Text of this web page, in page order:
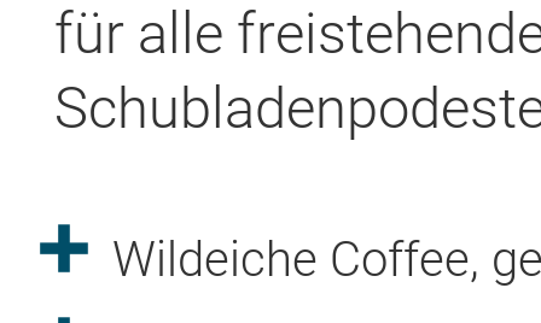
für alle
Wildeiche Coffee,